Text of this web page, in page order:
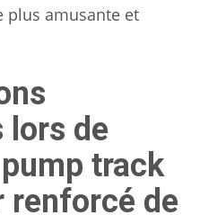
plus amusante et
lors de
pump track
renforcé de